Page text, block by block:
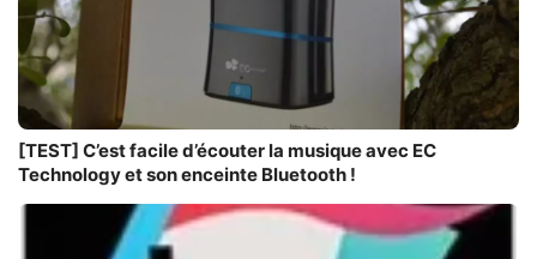
[TEST] C’est facile d’écouter la musique avec EC
Technology et son enceinte Bluetooth !